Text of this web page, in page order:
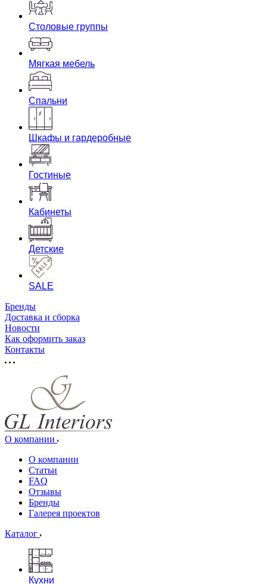
Столовые группы
Мягкая мебель
Спальни
Шкафы и гардеробные
Гостиные
Кабинеты
Детские
SALE
Бренды
Доставка и сборка
Новости
Как оформить заказ
Контакты
О компании
О компании
Статьи
FAQ
Отзывы
Бренды
Галерея проектов
Каталог
Кухни